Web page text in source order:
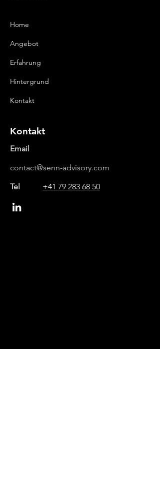
Home
Angebot
Erfahrung
Hintergrund
Kontakt
Kontakt
Email
contact@senn-advisory.com
Tel
+41 79 283 68 50